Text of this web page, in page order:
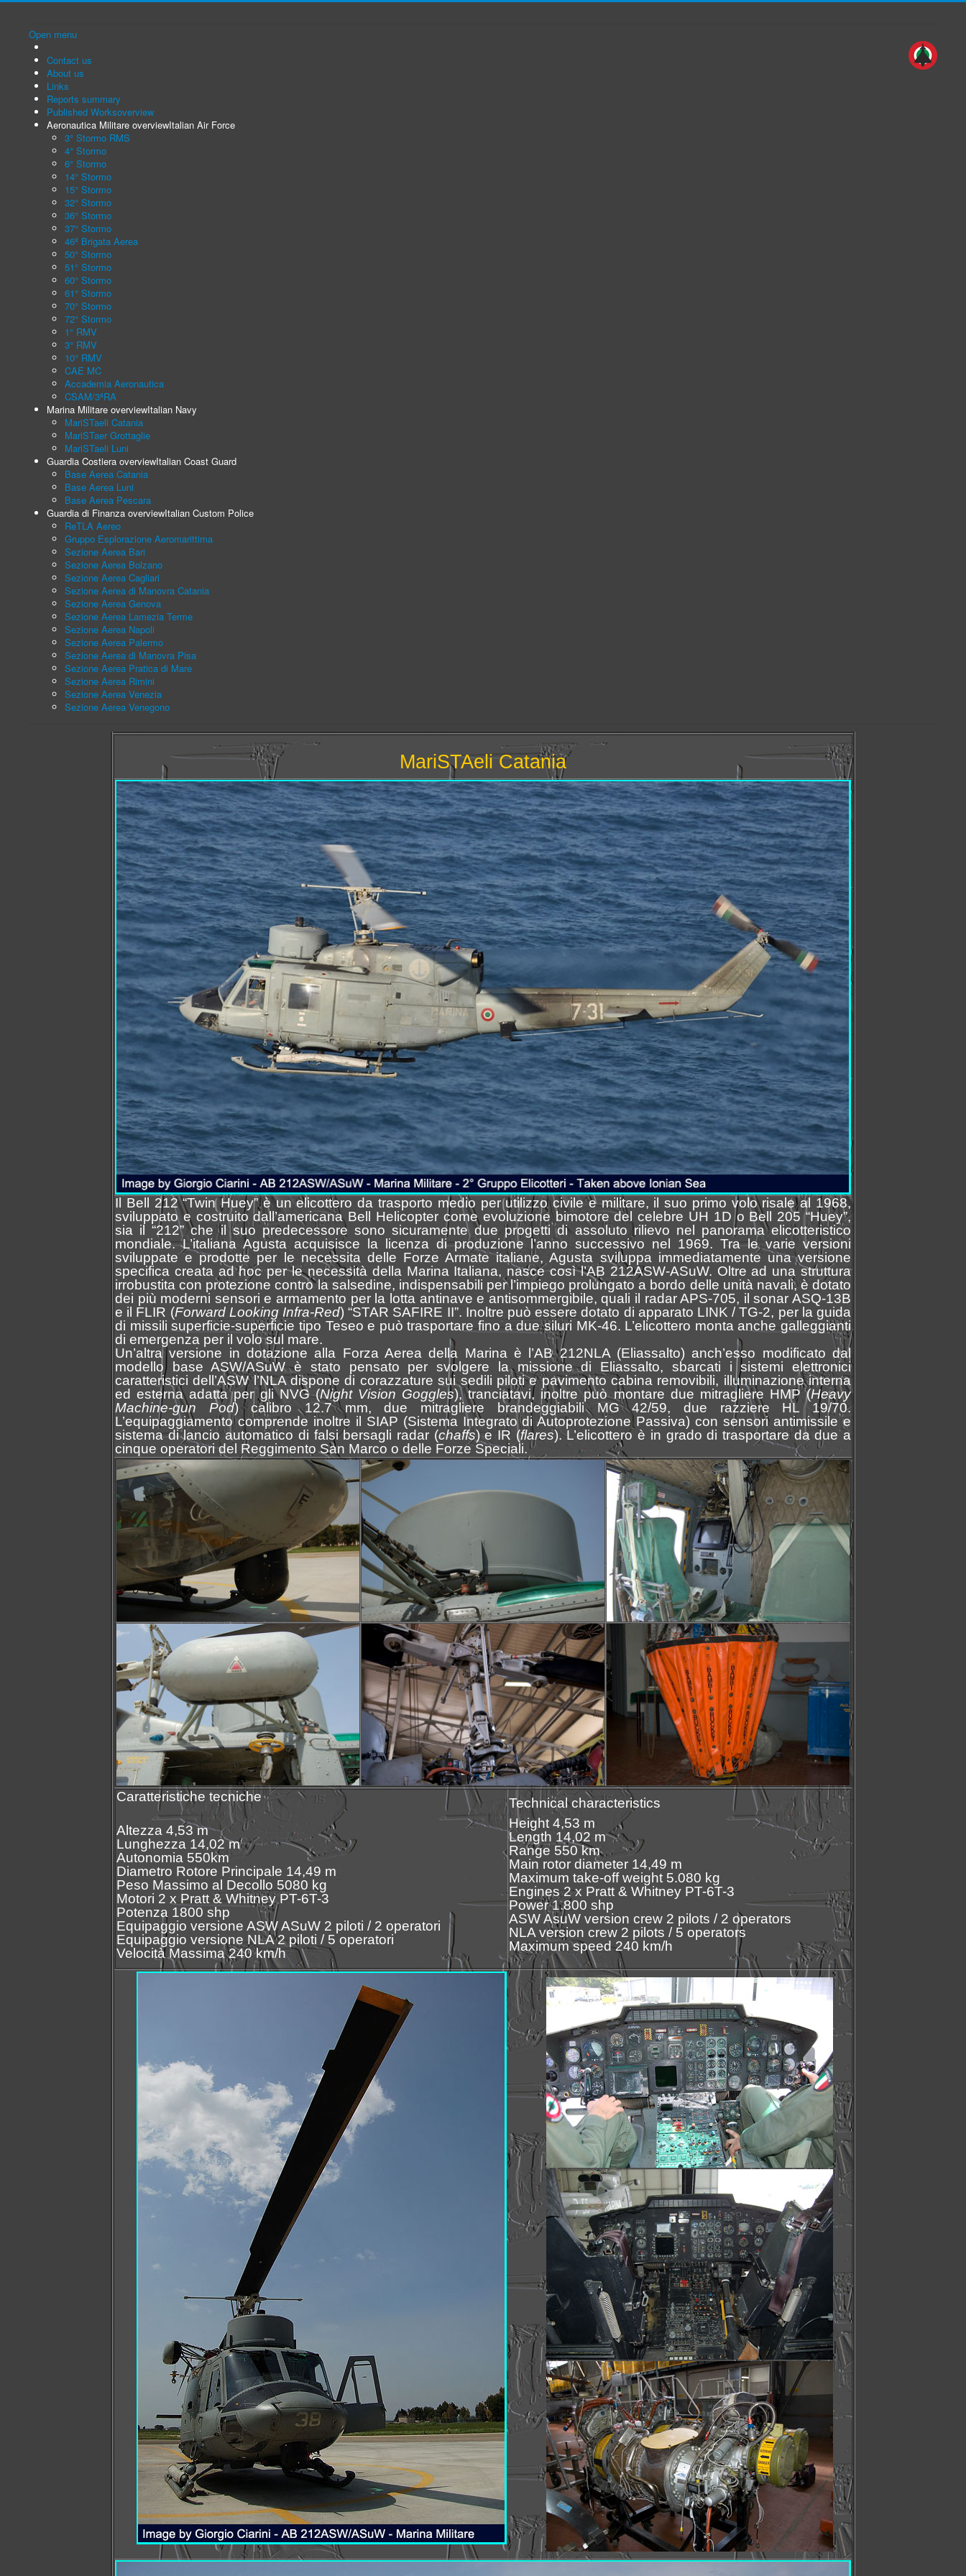
Open menu
Contact us
About us
Links
Reports summary
Published Worksoverview
Aeronautica Militare overviewItalian Air Force
3° Stormo RMS
4° Stormo
6° Stormo
14° Stormo
15° Stormo
32° Stormo
36° Stormo
37° Stormo
46ª Brigata Aerea
50° Stormo
51° Stormo
60° Stormo
61° Stormo
70° Stormo
72° Stormo
1° RMV
3° RMV
10° RMV
CAE MC
Accademia Aeronautica
CSAM/3ªRA
Marina Militare overviewItalian Navy
MariSTaeli Catania
MariSTaer Grottaglie
MariSTaeli Luni
Guardia Costiera overviewItalian Coast Guard
Base Aerea Catania
Base Aerea Luni
Base Aerea Pescara
Guardia di Finanza overviewItalian Custom Police
ReTLA Aereo
Gruppo Esplorazione Aeromarittima
Sezione Aerea Bari
Sezione Aerea Bolzano
Sezione Aerea Cagliari
Sezione Aerea di Manovra Catania
Sezione Aerea Genova
Sezione Aerea Lamezia Terme
Sezione Aerea Napoli
Sezione Aerea Palermo
Sezione Aerea di Manovra Pisa
Sezione Aerea Pratica di Mare
Sezione Aerea Rimini
Sezione Aerea Venezia
Sezione Aerea Venegono
MariSTAeli Catania
Il Bell 212 “Twin Huey” è un elicottero da trasporto medio per utilizzo civile e militare, il suo primo volo risale al 1968,
sviluppato e costruito dall’americana Bell Helicopter come evoluzione bimotore del celebre UH 1D o Bell 205 “Huey”,
sia il “212” che il suo predecessore sono sicuramente due progetti di assoluto rilievo nel panorama elicotteristico
mondiale. L’italiana Agusta acquisisce la licenza di produzione l’anno successivo nel 1969. Tra le varie versioni
sviluppate e prodotte per le necessita delle Forze Armate italiane, Agusta sviluppa immediatamente una versione
specifica creata ad hoc per le necessità della Marina Italiana, nasce così l’AB 212ASW-ASuW. Oltre ad una struttura
irrobustita con protezione contro la salsedine, indispensabili per l’impiego prolungato a bordo delle unità navali, è dotato
dei più moderni sensori e armamento per la lotta antinave e antisommergibile, quali il radar APS-705, il sonar ASQ-13B
e il FLIR (Forward Looking Infra-Red) “STAR SAFIRE II”. Inoltre può essere dotato di apparato LINK / TG-2, per la guida
di missili superficie-superficie tipo Teseo e può trasportare fino a due siluri MK-46. L’elicottero monta anche galleggianti
di emergenza per il volo sul mare.
Un’altra versione in dotazione alla Forza Aerea della Marina è l’AB 212NLA (Eliassalto) anch’esso modificato dal
modello base ASW/ASuW è stato pensato per svolgere la missione di Eliassalto, sbarcati i sistemi elettronici
caratteristici dell’ASW l’NLA dispone di corazzature sui sedili piloti e pavimento cabina removibili, illuminazione interna
ed esterna adatta per gli NVG (Night Vision Goggles), tranciatavi, inoltre può montare due mitragliere HMP (Heavy
Machine-gun Pod) calibro 12.7 mm, due mitragliere brandeggiabili MG 42/59, due razziere HL 19/70.
L’equipaggiamento comprende inoltre il SIAP (Sistema Integrato di Autoprotezione Passiva) con sensori antimissile e
sistema di lancio automatico di falsi bersagli radar (chaffs) e IR (flares). L’elicottero è in grado di trasportare da due a
cinque operatori del Reggimento San Marco o delle Forze Speciali.
Caratteristiche tecniche
Altezza 4,53 m
Lunghezza 14,02 m
Autonomia 550km
Diametro Rotore Principale 14,49 m
Peso Massimo al Decollo 5080 kg
Motori 2 x Pratt & Whitney PT-6T-3
Potenza 1800 shp
Equipaggio versione ASW ASuW 2 piloti / 2 operatori
Equipaggio versione NLA 2 piloti / 5 operatori
Velocità Massima 240 km/h
Technical characteristics
Height 4,53 m
Length 14,02 m
Range 550 km
Main rotor diameter 14,49 m
Maximum take-off weight 5.080 kg
Engines 2 x Pratt & Whitney PT-6T-3
Power 1.800 shp
ASW AsuW version crew 2 pilots / 2 operators
NLA version crew 2 pilots / 5 operators
Maximum speed 240 km/h